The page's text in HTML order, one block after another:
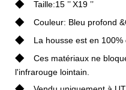
◆ Taille:15 ’’ X19 ’’
◆ Couleur: Bleu profond
◆ La housse est en
◆
Ces matériaux ne
l'infrarouge lointain.